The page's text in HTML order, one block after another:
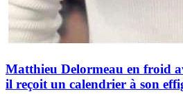
Matthieu Delormeau en froid
il reçoit un calendrier à son